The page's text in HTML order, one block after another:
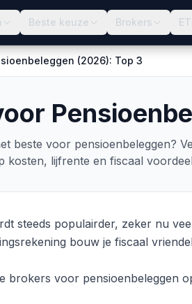
Beste keuze Brokers
(2026): Top 3
beste voor pensioenbeleggen?
kosten, lijfrente en fiscaal
steeds populairder, zeker nu
bouw je fiscaal
brokers voor pensioenbeleggen